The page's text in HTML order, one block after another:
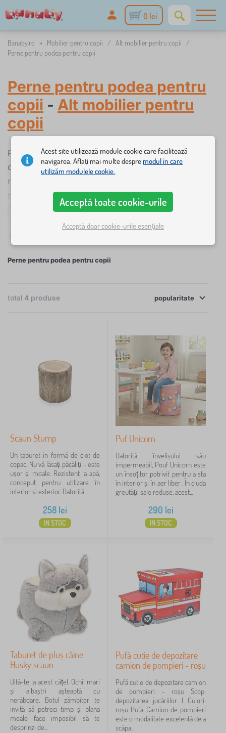
0 lei
Banaby.ro » Mobilier pentru copii / Alt mobilier pentru copii
/
Perne pentru podea pentru copii
Perne pentru podea pentru
copii - Alt mobilier pentru
copii
Pereții frumos și practic de șezut completează
confortabil camera de copii. Acesta servește nu
numai pentru meditație, exerciții și relaxare, ci și
pentru ședință regulată. Ei au o haină lavabilă în
culori și modele la modă.
Citește mai mult...
Filtrare
pentru băiat
modrá
1
roz
1
vícebarevné
1
290 lei
Caută în filtru
Disponibilitate
Anulează FILTRARE
Perne pentru podea pentru copii
total 4 produse
popularitate
Scaun Stump
Un taburet în formă de ciot de
copac. Nu vă lăsați păcăliți - este
ușor și moale. Rezistent la apă,
conceput pentru utilizare în
interior și exterior. Datorită...
258 lei
IN STOC
Puf Unicorn
Datorită învelișului său
impermeabil, Pouf Unicorn este
un însoțitor potrivit pentru a sta
în interior și în aer liber . În ciuda
greutății sale reduse, acest...
290 lei
IN STOC
Taburet de pluș câine
Husky scaun
Uită-te la acest cățel. Ochii mari
și albaștri așteaptă cu
nerăbdare. Botul zâmbitor te
invită să petreci timp și blana
moale face imposibil să te
desprinzi de...
Pufă cutie de depozitare
camion de pompieri - roșu
Pufă cutie de depozitare camion
de pompieri - roșu Scop:
depozitarea jucăriilor | Culori:
roșu Pufa Camion de pompieri
este o modalitate excelentă de a
scăpa...
Acest site utilizează module cookie care facilitează
navigarea. Aflați mai multe despremodul în care
utilizăm modulele cookie.
Acceptă toate cookie-urile
Acceptă doar cookie-urile esențiale